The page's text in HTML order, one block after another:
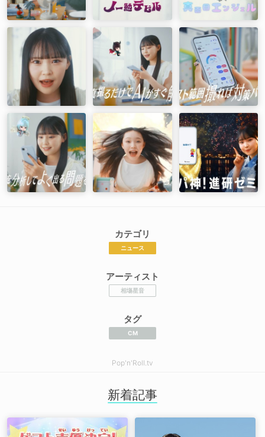
カテゴリ
ニュース
アーティスト
相塲星音
タグ
CM
Pop'n'Roll.tv
新着記事